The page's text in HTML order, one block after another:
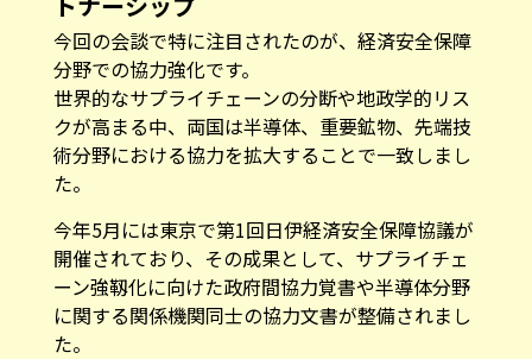
今回の会談で特に注目されたのが、経済安全保障
分野での協力強化です。
世界的なサプライチェーンの分断や地政学的リス
クが高まる中、両国は半導体、重要鉱物、先端技
術分野における協力を拡大することで一致しまし
た。
今年5月には東京で第1回日伊経済安全保障協議が
開催されており、その成果として、サプライチェ
ーン強靱化に向けた政府間協力覚書や半導体分野
に関する関係機関同士の協力文書が整備されまし
た。